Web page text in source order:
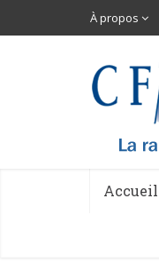
À propos
Accueil